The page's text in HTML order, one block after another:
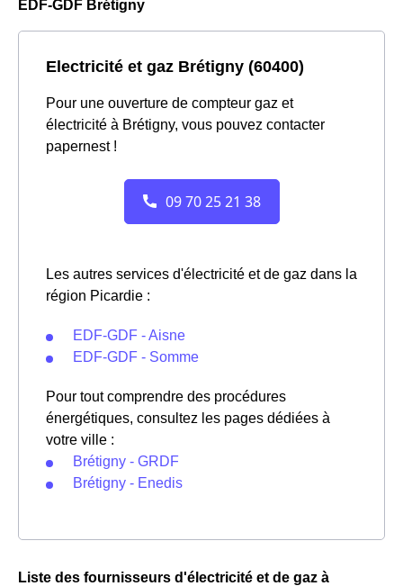
EDF-GDF Brétigny
Electricité et gaz Brétigny (60400)
Pour une ouverture de compteur gaz et
électricité à Brétigny, vous pouvez contacter
papernest !
Les autres services d'électricité et de gaz dans la
région Picardie :
EDF-GDF - Aisne
EDF-GDF - Somme
Pour tout comprendre des procédures
énergétiques, consultez les pages dédiées à
votre ville :
Brétigny - GRDF
Brétigny - Enedis
Liste des fournisseurs d'électricité et de gaz à